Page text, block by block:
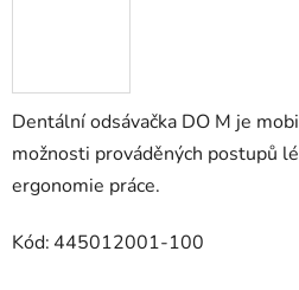
Dentální odsávačka DO M je
možnosti prováděných postupů
ergonomie práce.
Kód: 445012001-100